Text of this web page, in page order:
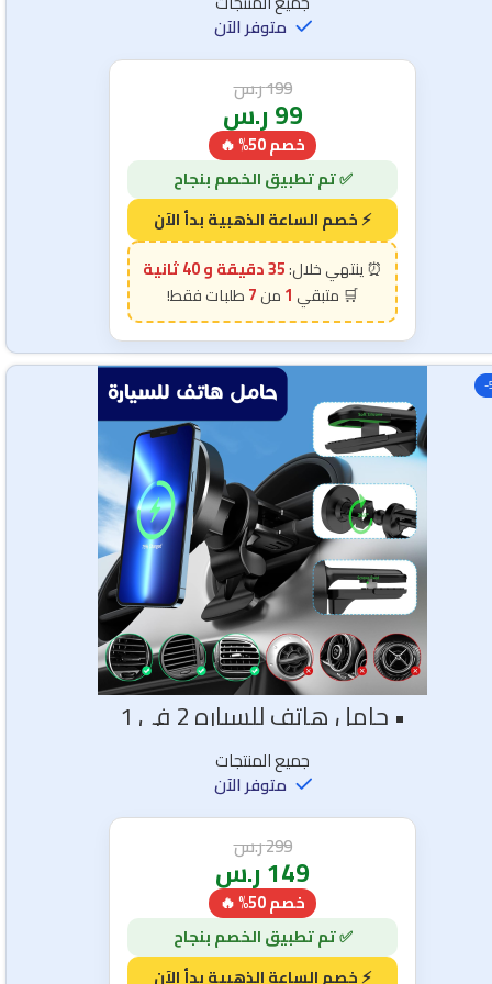
متوفر الآن
199ر.س
99ر.س
خصم 50% 🔥
35 دقيقة و 38 ثانية
1
7
-
• حامل هاتف للسياره 2 في 1
جميع المنتجات
متوفر الآن
299ر.س
149ر.س
خصم 50% 🔥